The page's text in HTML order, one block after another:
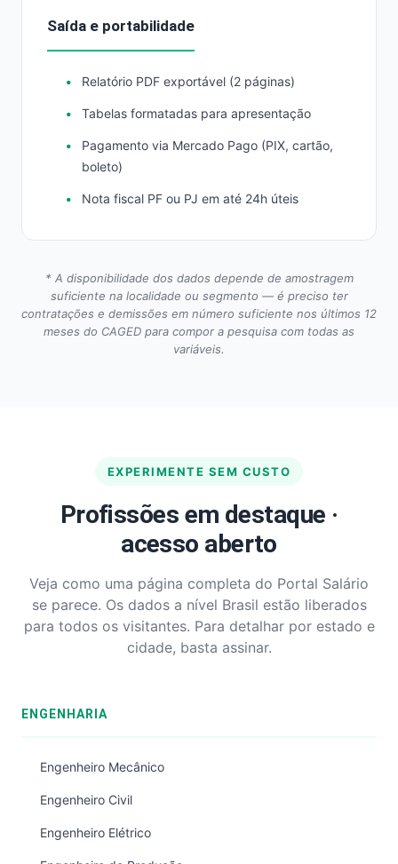
Saída e portabilidade
Relatório PDF exportável (2 páginas)
Tabelas formatadas para apresentação
Pagamento via Mercado Pago (PIX, cartão,
boleto)
Nota fiscal PF ou PJ em até 24h úteis
* A disponibilidade dos dados depende de amostragem
suficiente na localidade ou segmento — é preciso ter
contratações e demissões em número suficiente nos últimos 12
meses do CAGED para compor a pesquisa com todas as
variáveis.
EXPERIMENTE SEM CUSTO
Profissões em destaque ·
acesso aberto
Veja como uma página completa do Portal Salário
se parece. Os dados a nível Brasil estão liberados
para todos os visitantes. Para detalhar por estado e
cidade, basta assinar.
ENGENHARIA
Engenheiro Mecânico
Engenheiro Civil
Engenheiro Elétrico